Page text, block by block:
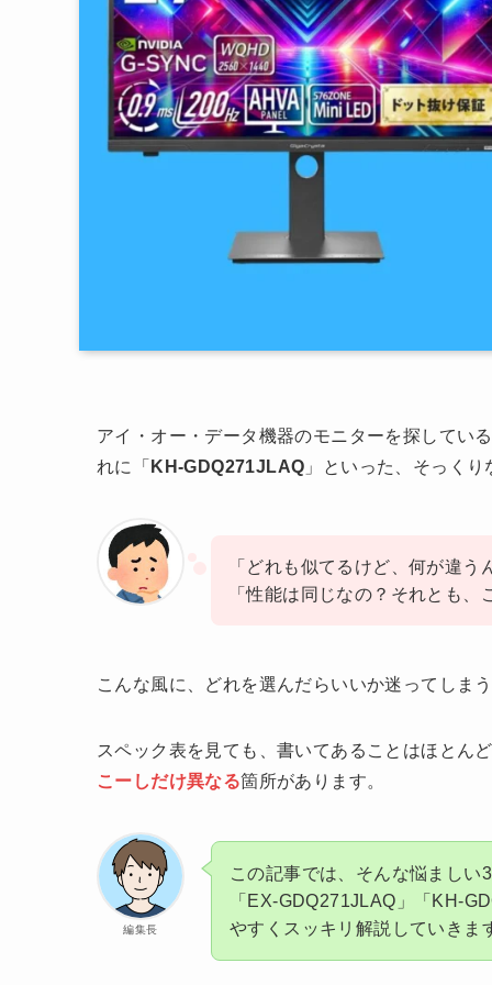
アイ・オー・データ機器のモニターを探してい
れに「 KH-GDQ271JLAQ 」といった、そっく
「どれも似てるけど、何が違う
「性能は同じなの？それとも
こんな風に、どれを選んだらいいか迷ってしま
スペック表を見ても、書いてあることはほとん
こーしだけ異なる箇所があります。
編集長
この記事では、そんな悩まし
「EX-GDQ271JLAQ」「KH-
やすくスッキリ解説していきま